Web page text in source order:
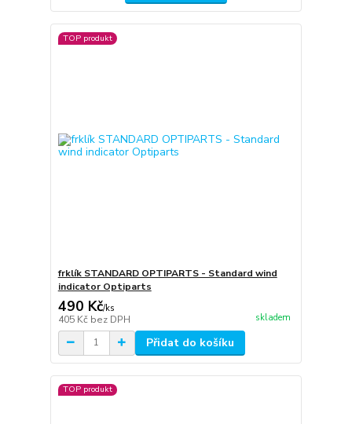
TOP produkt
frklík STANDARD OPTIPARTS - Standard wind
indicator Optiparts
490 Kč/ks
405 Kč bez DPH skladem
Přidat do košíku
TOP produkt